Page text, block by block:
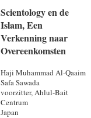
Scientology en de
Islam, Een
Verkenning naar
Overeenkomsten
Haji Muhammad Al-Qaaim
Safa Sawada
voorzitter, Ahlul-Bait
Centrum
Japan